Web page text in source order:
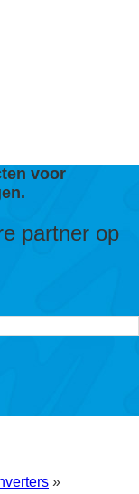
voor
partner op
»